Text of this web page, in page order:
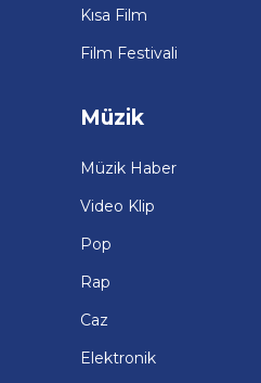
Kısa Film
Film Festivali
Müzik
Müzik Haber
Video Klip
Pop
Rap
Caz
Elektronik